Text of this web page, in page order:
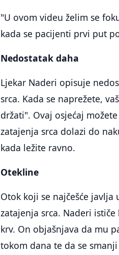
"U ovom videu želim se
kada se pacijenti prvi put
Nedostatak daha
Ljekar Naderi opisuje
srca. Kada se naprežete,
držati". Ovaj osjećaj
zatajenja srca dolazi do
kada ležite ravno.
Otekline
Otok koji se najčešće
zatajenja srca. Naderi
krv. On objašnjava da mu
tokom dana te da se